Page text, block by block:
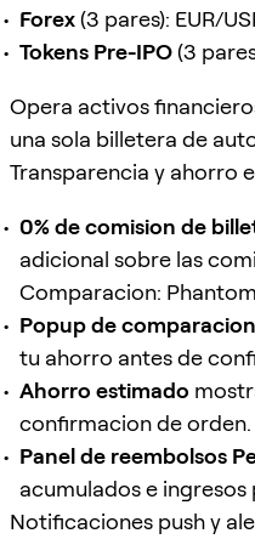
Forex(3 pares): EUR/
Tokens Pre-IPO(3
Opera activos
una sola billetera de
Transparencia y ahorro
0% de comision de
adicional sobre las
Comparacion: Phantom
Popup de
tu ahorro antes de
Ahorro estimado
confirmacion de orden.
Panel de reembolsos
acumulados e
Notificaciones push y